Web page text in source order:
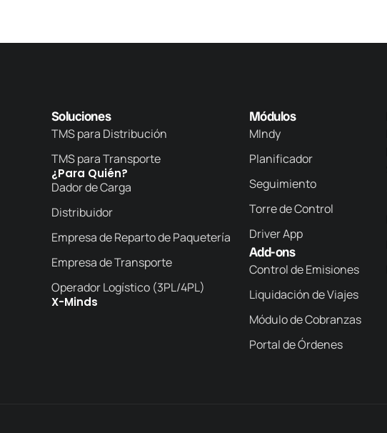
Soluciones
TMS para Distribución
TMS para Transporte
¿Para Quién?
Dador de Carga
Distribuidor
Empresa de Reparto de Paquetería
Empresa de Transporte
Operador Logístico (3PL/4PL)
X-Minds
Módulos
MIndy
Planificador
Seguimiento
Torre de Control
Driver App
Add-ons
Control de Emisiones
Liquidación de Viajes
Módulo de Cobranzas
Portal de Órdenes